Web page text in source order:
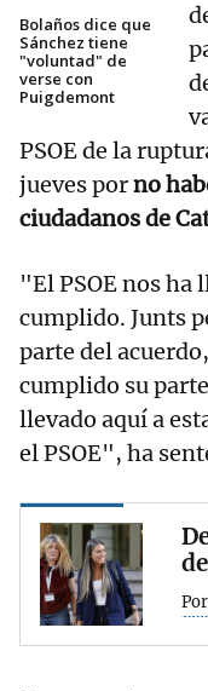
Bolaños dice que
Sánchez tiene
"voluntad" de
verse con
Puigdemont
PSOE de la
jueves porno
ciudadanos de
"El PSOE nos ha
cumplido. Junts
parte del
cumplido su
llevado aquí a
el PSOE", ha